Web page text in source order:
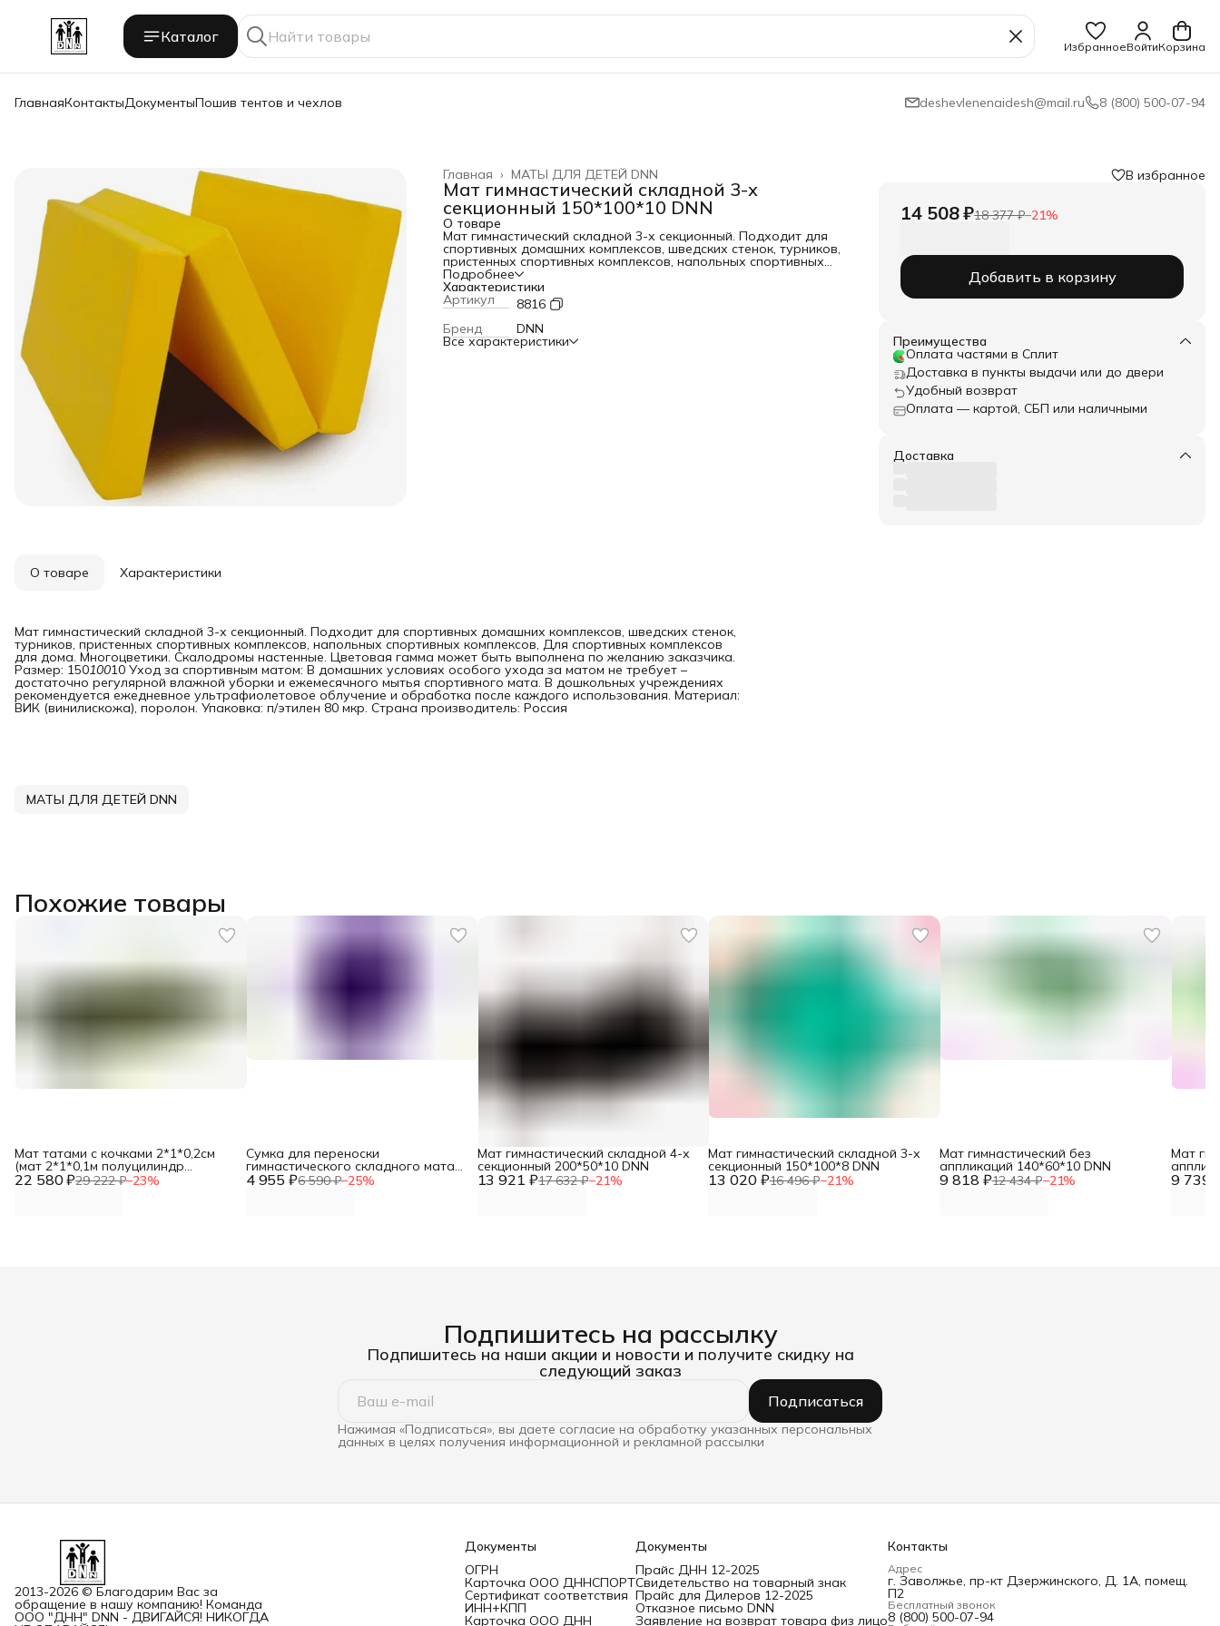
Каталог
ИзбранноеВойтиКорзина
ГлавнаяКонтактыДокументыПошив тентов и чехлов deshevlenenaidesh@mail.ru 8 (800) 500-07-94
МАТЫ ДЛЯ ДЕТЕЙ DNN
Главная ›
Мат гимнастический складной 3-х
секционный 150*100*10 DNN
О товаре
Мат гимнастический складной 3-х секционный. Подходит для
спортивных домашних комплексов, шведских стенок, турников,
пристенных спортивных комплексов, напольных спортивных
комплексов, Для спортивных комплексов для дома.
Многоцветики. Скалодромы настенные. Цветовая гамма может
быть выполнена по желанию заказчика. Размер: 150
Уход за спортивным матом: В домашних условиях особого
ухода за матом не требует – достаточно регулярной влажной
уборки и ежемесячного мытья спортивного мата. В
дошкольных учреждениях рекомендуется ежедневное
Подробнее
Характеристики
Артикул
8816
Бренд
DNN
Все характеристики
В избранное
14 508 ₽18 377 ₽−21%
Добавить в корзину
Преимущества
Оплата частями в Сплит
Доставка в пункты выдачи или до двери
Удобный возврат
Оплата — картой, СБП или наличными
Доставка
О товаре Характеристики
Мат гимнастический складной 3-х секционный. Подходит для спортивных домашних комплексов, шведских стенок,
турников, пристенных спортивных комплексов, напольных спортивных комплексов, Для спортивных комплексов
для дома. Многоцветики. Скалодромы настенные. Цветовая гамма может быть выполнена по желанию заказчика.
Размер: 15010010 Уход за спортивным матом: В домашних условиях особого ухода за матом не требует –
достаточно регулярной влажной уборки и ежемесячного мытья спортивного мата. В дошкольных учреждениях
рекомендуется ежедневное ультрафиолетовое облучение и обработка после каждого использования. Материал:
ВИК (винилискожа), поролон. Упаковка: п/этилен 80 мкр. Страна производитель: Россия
МАТЫ ДЛЯ ДЕТЕЙ DNN
Похожие товары
22 580 ₽29 222 ₽−23%
Мат татами с кочками 2*1*0,2см
(мат 2*1*0,1м полуцилиндр
100*10см-5шт) DNN 4 955 ₽6 590 ₽−25%
Сумка для переноски
гимнастического складного мата
DNN 13 921 ₽17 632 ₽−21%
Мат гимнастический складной 4-х
секционный 200*50*10 DNN
13 020 ₽16 496 ₽−21%
Мат гимнастический складной 3-х
секционный 150*100*8 DNN
9 818 ₽12 434 ₽−21%
Мат гимнастический без
аппликаций 140*60*10 DNN
9 739
Мат
Подпишитесь на рассылку
Подпишитесь на наши акции и новости и получите скидку на
следующий заказ
Подписаться
Нажимая «Подписаться», вы даете согласие на обработку указанных персональных
данных в целях получения информационной и рекламной рассылки
2013-2026 © Благодарим Вас за
обращение в нашу компанию! Команда
ООО "ДНН" DNN - ДВИГАЙСЯ! НИКОГДА
Документы
ОГРН
Карточка ООО ДННСПОРТ
Сертификат соответствия
ИНН+КПП
Карточка ООО ДНН
Документы
Прайс ДНН 12-2025
Свидетельство на товарный знак
Прайс для Дилеров 12-2025
Отказное письмо DNN
Заявление на возврат товара физ лицо
Контакты
Адрес
г. Заволжье, пр-кт Дзержинского, Д. 1А, помещ.
П2
Бесплатный звонок
8 (800) 500-07-94